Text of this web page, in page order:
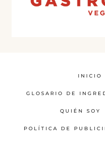
INICIO
GLOSARIO DE
QUIÉN SOY
POLÍTICA DE